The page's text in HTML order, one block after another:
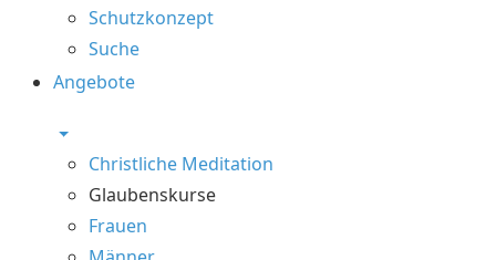
Schutzkonzept
Suche
Angebote
Christliche Meditation
Glaubenskurse
Frauen